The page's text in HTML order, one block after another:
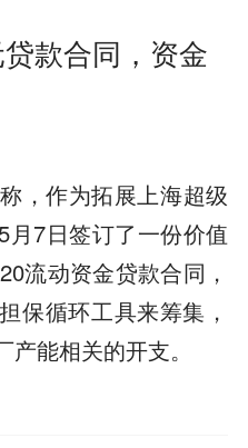
款合同，资金
，作为拓展上海超级
7日签订了一份价值
流动资金贷款合同，
保循环工具来筹集，
能相关的开支。